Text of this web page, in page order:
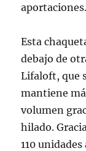
aportaciones.
Esta
debajo de
Lifaloft, que
mantiene
volumen
hilado.
110